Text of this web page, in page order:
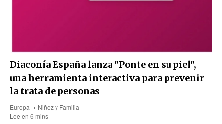
Diaconía España lanza "Ponte en su piel",
una herramienta interactiva para prevenir
la trata de personas
Europa
Niñez y Familia
Lee en 6 mins